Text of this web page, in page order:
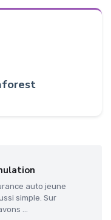
auto jeune
simple. Sur
...